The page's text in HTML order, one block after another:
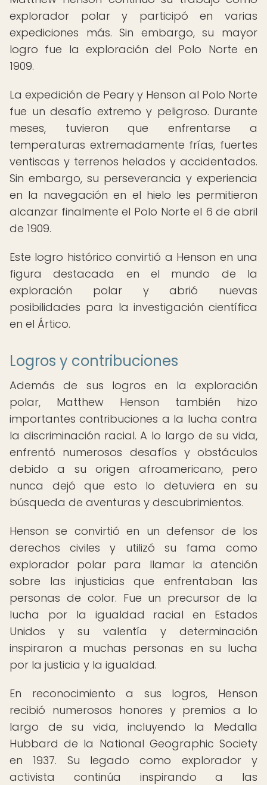
explorador polar y participó en varias
expediciones más. Sin embargo, su mayor
logro fue la exploración del Polo Norte en
1909.
La expedición de Peary y Henson al Polo Norte
fue un desafío extremo y peligroso. Durante
meses, tuvieron que enfrentarse a
temperaturas extremadamente frías, fuertes
ventiscas y terrenos helados y accidentados.
Sin embargo, su perseverancia y experiencia
en la navegación en el hielo les permitieron
alcanzar finalmente el Polo Norte el 6 de abril
de 1909.
Este logro histórico convirtió a Henson en una
figura destacada en el mundo de la
exploración polar y abrió nuevas
posibilidades para la investigación científica
en el Ártico.
Logros y contribuciones
Además de sus logros en la exploración
polar, Matthew Henson también hizo
importantes contribuciones a la lucha contra
la discriminación racial. A lo largo de su vida,
enfrentó numerosos desafíos y obstáculos
debido a su origen afroamericano, pero
nunca dejó que esto lo detuviera en su
búsqueda de aventuras y descubrimientos.
Henson se convirtió en un defensor de los
derechos civiles y utilizó su fama como
explorador polar para llamar la atención
sobre las injusticias que enfrentaban las
personas de color. Fue un precursor de la
lucha por la igualdad racial en Estados
Unidos y su valentía y determinación
inspiraron a muchas personas en su lucha
por la justicia y la igualdad.
En reconocimiento a sus logros, Henson
recibió numerosos honores y premios a lo
largo de su vida, incluyendo la Medalla
Hubbard de la National Geographic Society
en 1937. Su legado como explorador y
activista continúa inspirando a las